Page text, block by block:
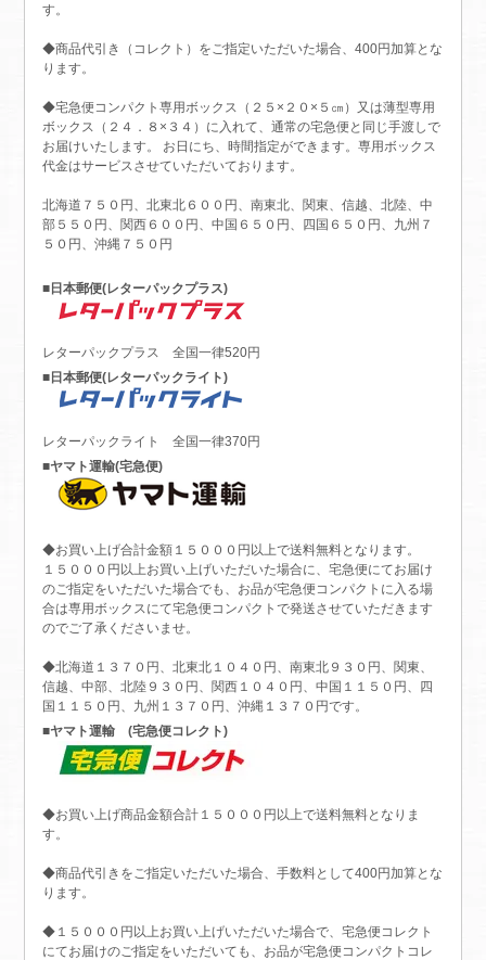
す。
◆商品代引き（コレクト）をご指定いただいた場合、400円加算とな
ります。
◆宅急便コンパクト専用ボックス（２５×２０×５㎝）又は薄型専用
ボックス（２４．８×３４）に入れて、通常の宅急便と同じ手渡しで
お届けいたします。 お日にち、時間指定ができます。専用ボックス
代金はサービスさせていただいております。
北海道７５０円、北東北６００円、南東北、関東、信越、北陸、中
部５５０円、関西６００円、中国６５０円、四国６５０円、九州７
５０円、沖縄７５０円
■日本郵便(レターパックプラス)
レターパックプラス 全国一律520円
■日本郵便(レターパックライト)
レターパックライト 全国一律370円
■ヤマト運輸(宅急便)
◆お買い上げ合計金額１５０００円以上で送料無料となります。
１５０００円以上お買い上げいただいた場合に、宅急便にてお届け
のご指定をいただいた場合でも、お品が宅急便コンパクトに入る場
合は専用ボックスにて宅急便コンパクトで発送させていただきます
のでご了承くださいませ。
◆北海道１３７０円、北東北１０４０円、南東北９３０円、関東、
信越、中部、北陸９３０円、関西１０４０円、中国１１５０円、四
国１１５０円、九州１３７０円、沖縄１３７０円です。
■ヤマト運輸 (宅急便コレクト)
◆お買い上げ商品金額合計１５０００円以上で送料無料となりま
す。
◆商品代引きをご指定いただいた場合、手数料として400円加算とな
ります。
◆１５０００円以上お買い上げいただいた場合で、宅急便コレクト
にてお届けのご指定をいただいても、お品が宅急便コンパクトコレ